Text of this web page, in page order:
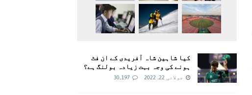
کیا شاہین شاہ آفریدی کے ان فٹ
ہونے کی وجہ بہت زیادہ بولنگ ہے؟
جولائی 22, 2022 30,197